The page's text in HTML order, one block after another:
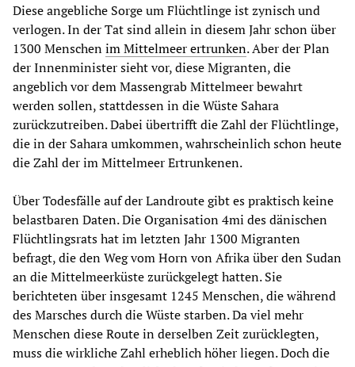
Diese angebliche Sorge um Flüchtlinge ist zynisch und
verlogen. In der Tat sind allein in diesem Jahr schon über
1300 Menschenim Mittelmeer ertrunken. Aber der Plan
der Innenminister sieht vor, diese Migranten, die
angeblich vor dem Massengrab Mittelmeer bewahrt
werden sollen, stattdessen in die Wüste Sahara
zurückzutreiben. Dabei übertrifft die Zahl der Flüchtlinge,
die in der Sahara umkommen, wahrscheinlich schon heute
die Zahl der im Mittelmeer Ertrunkenen.
Über Todesfälle auf der Landroute gibt es praktisch keine
belastbaren Daten. Die Organisation 4mi des dänischen
Flüchtlingsrats hat im letzten Jahr 1300 Migranten
befragt, die den Weg vom Horn von Afrika über den Sudan
an die Mittelmeerküste zurückgelegt hatten. Sie
berichteten über insgesamt 1245 Menschen, die während
des Marsches durch die Wüste starben. Da viel mehr
Menschen diese Route in derselben Zeit zurücklegten,
muss die wirkliche Zahl erheblich höher liegen. Doch die